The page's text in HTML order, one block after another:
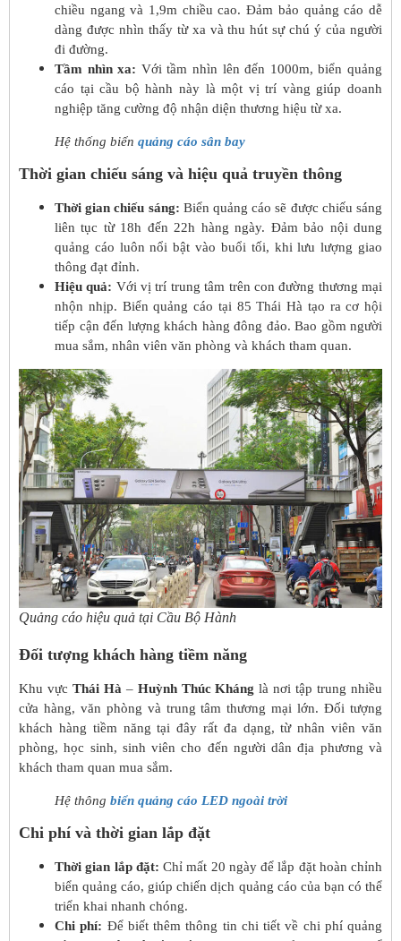
chiều ngang và 1,9m chiều cao. Đảm bảo quảng cáo dễ
dàng được nhìn thấy từ xa và thu hút sự chú ý của người
đi đường.
Tầm nhìn xa: Với tầm nhìn lên đến 1000m, biển quảng
cáo tại cầu bộ hành này là một vị trí vàng giúp doanh
nghiệp tăng cường độ nhận diện thương hiệu từ xa.
Hệ thống biển quảng cáo sân bay
Thời gian chiếu sáng và hiệu quả truyền thông
Thời gian chiếu sáng: Biển quảng cáo sẽ được chiếu sáng
liên tục từ 18h đến 22h hàng ngày. Đảm bảo nội dung
quảng cáo luôn nổi bật vào buổi tối, khi lưu lượng giao
thông đạt đỉnh.
Hiệu quả: Với vị trí trung tâm trên con đường thương mại
nhộn nhịp. Biển quảng cáo tại 85 Thái Hà tạo ra cơ hội
tiếp cận đến lượng khách hàng đông đảo. Bao gồm người
mua sắm, nhân viên văn phòng và khách tham quan.
Quảng cáo hiệu quả tại Cầu Bộ Hành
Đối tượng khách hàng tiềm năng
Khu vực Thái Hà – Huỳnh Thúc Kháng là nơi tập trung nhiều
cửa hàng, văn phòng và trung tâm thương mại lớn. Đối tượng
khách hàng tiềm năng tại đây rất đa dạng, từ nhân viên văn
phòng, học sinh, sinh viên cho đến người dân địa phương và
khách tham quan mua sắm.
Hệ thông biển quảng cáo LED ngoài trời
Chi phí và thời gian lắp đặt
Thời gian lắp đặt: Chỉ mất 20 ngày để lắp đặt hoàn chỉnh
biển quảng cáo, giúp chiến dịch quảng cáo của bạn có thể
triển khai nhanh chóng.
Chi phí: Để biết thêm thông tin chi tiết về chi phí quảng